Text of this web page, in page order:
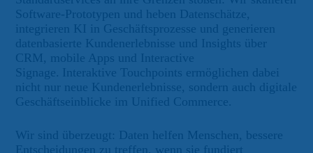
Software-Prototypen und heben Datenschätze,
integrieren KI in Geschäftsprozesse und generieren
datenbasierte Kundenerlebnisse und Insights über
CRM, mobile Apps und Interactive
Signage. Interaktive Touchpoints ermöglichen dabei
nicht nur neue Kundenerlebnisse, sondern auch digitale
Geschäftseinblicke im Unified Commerce.
Wir sind überzeugt: Daten helfen Menschen, bessere
Entscheidungen zu treffen, wenn sie fundiert